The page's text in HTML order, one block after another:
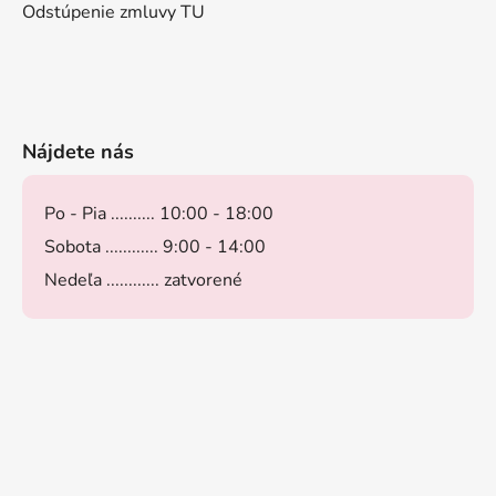
Odstúpenie zmluvy TU
Nájdete nás
Po - Pia .......... 10:00 - 18:00
Sobota ............ 9:00 - 14:00
Nedeľa ............ zatvorené